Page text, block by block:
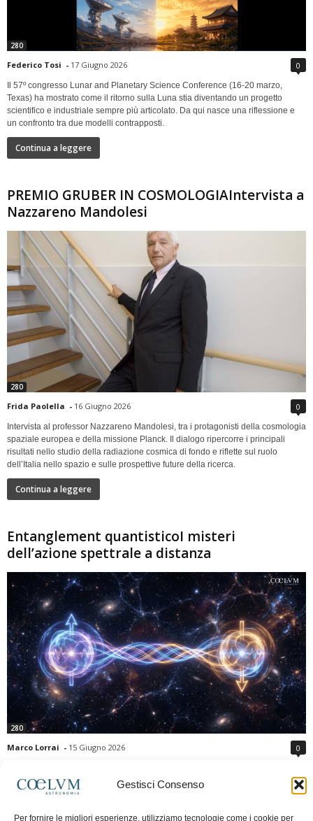
Gestisci Consenso
Per fornire le migliori esperienze, utilizziamo tecnologie come i cookie per
280
Federico Tosi - 17 Giugno 2026 0
Il 57º congresso Lunar and Planetary Science Conference (16-20 marzo,
Texas) ha mostrato come il ritorno sulla Luna stia diventando un progetto
scientifico e industriale sempre più articolato. Da qui nasce una riflessione e
un confronto tra due modelli contrapposti.
Continua a leggere
PREMIO GRUBER IN COSMOLOGIAIntervista a
Nazzareno Mandolesi
280
Frida Paolella - 16 Giugno 2026 0
Intervista al professor Nazzareno Mandolesi, tra i protagonisti della cosmologia
spaziale europea e della missione Planck. Il dialogo ripercorre i principali
risultati nello studio della radiazione cosmica di fondo e riflette sul ruolo
dell’Italia nello spazio e sulle prospettive future della ricerca.
Continua a leggere
Entanglement quantisticoI misteri
dell’azione spettrale a distanza
280
Marco Lorrai - 15 Giugno 2026 0
moderna: due particelle possono mostrare correlazioni che sembrano ignorare
la distanza che le separa. Gli esperimenti e i teoremi di Bell hanno escluso le
previsioni della meccanica quantistica. Nonostante ciò, l'entanglement non